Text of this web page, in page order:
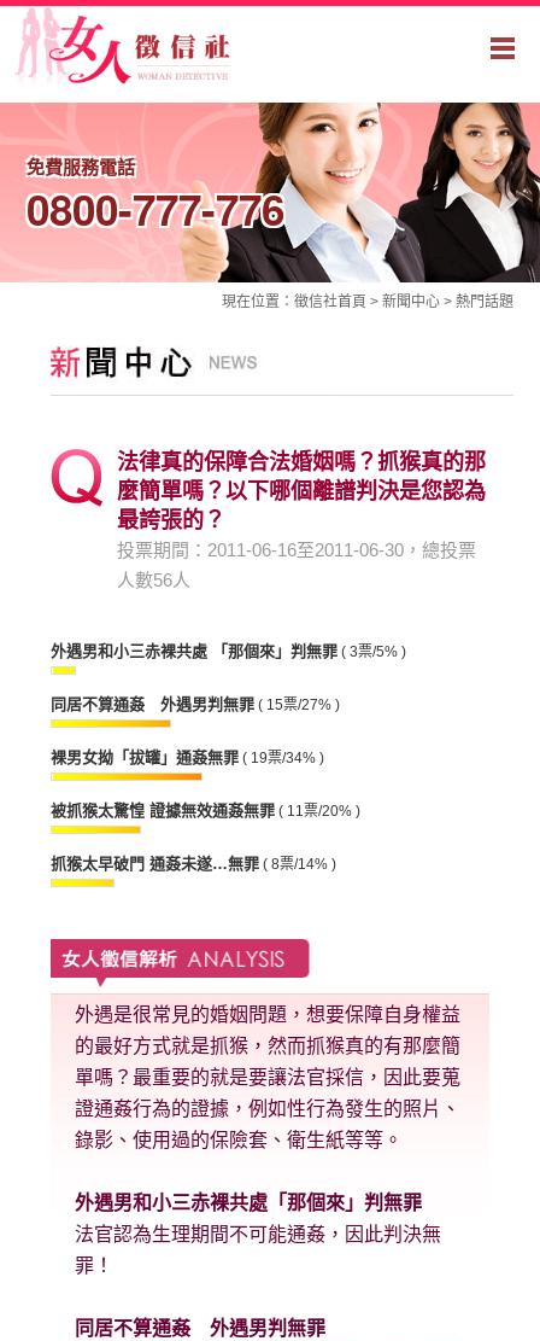
免費服務電話
0800-777-776
現在位置： 徵信社首頁 > 新聞中心> 熱門話題
法律真的保障合法婚姻嗎？抓猴真的那
麼簡單嗎？以下哪個離譜判決是您認為
最誇張的？
投票期間：2011-06-16至2011-06-30，總投票
人數56人
外遇男和小三赤裸共處 「那個來」判無罪 ( 3票/5% )
同居不算通姦 外遇男判無罪 ( 15票/27% )
裸男女拗「拔罐」通姦無罪 ( 19票/34% )
被抓猴太驚惶 證據無效通姦無罪 ( 11票/20% )
抓猴太早破門 通姦未遂…無罪 ( 8票/14% )
外遇是很常見的婚姻問題，想要保障自身權益
的最好方式就是抓猴，然而抓猴真的有那麼簡
單嗎？最重要的就是要讓法官採信，因此要蒐
證通姦行為的證據，例如性行為發生的照片、
錄影、使用過的保險套、衛生紙等等。
外遇男和小三赤裸共處「那個來」判無罪
法官認為生理期間不可能通姦，因此判決無
罪！
同居不算通姦 外遇男判無罪